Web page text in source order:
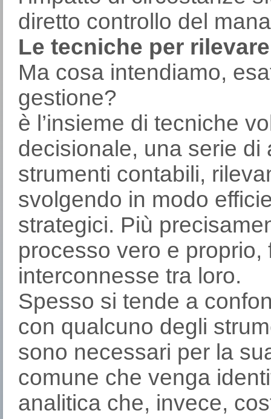
diretto controllo del
Le tecniche per
Ma cosa intendiamo,
gestione?
è l’insieme di tecniche
decisionale, una serie
strumenti contabili,
svolgendo in modo
strategici. Più
processo vero e
interconnesse tra loro.
Spesso si tende a
con qualcuno degli
sono necessari per la
comune che venga
analitica che, invece,